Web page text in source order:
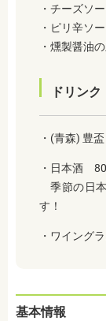
・ チーズソ
・ ピリ辛ソ
・ 燻製醤油
ドリンク
・ (青森) 豊
・ 日本酒
季節の日
す！
・ワイング
基本情報